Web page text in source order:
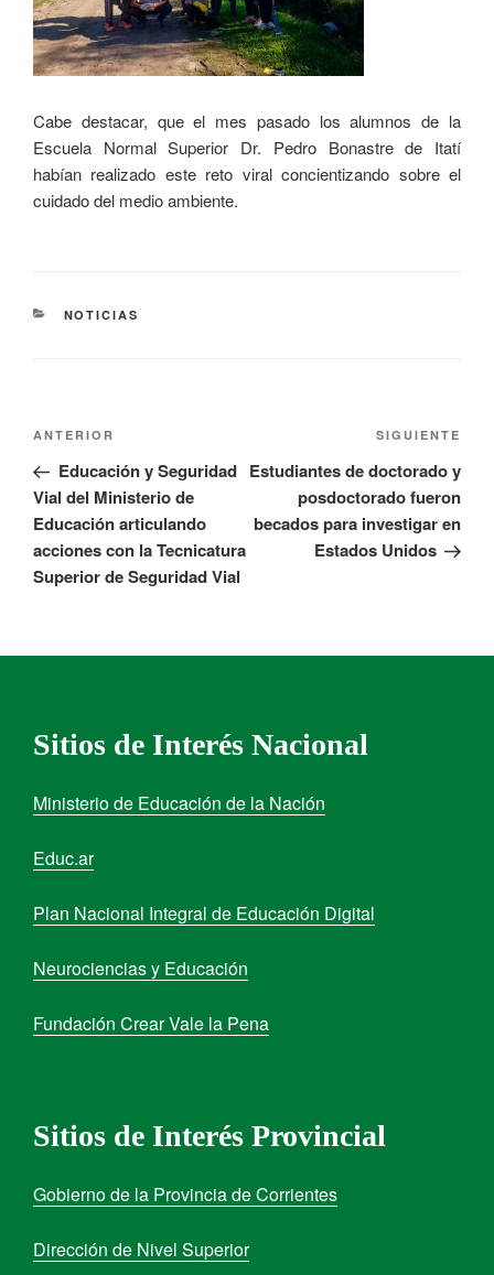
Cabe destacar, que el mes pasado los alumnos de la
Escuela Normal Superior Dr. Pedro Bonastre de Itatí
habían realizado este reto viral concientizando sobre el
cuidado del medio ambiente.
NOTICIAS
ANTERIOR
Educación y Seguridad
Vial del Ministerio de
Educación articulando
acciones con la Tecnicatura
Superior de Seguridad Vial
SIGUIENTE
Estudiantes de doctorado y
posdoctorado fueron
becados para investigar en
Estados Unidos
Sitios de Interés Nacional
Ministerio de Educación de la Nación
Educ.ar
Plan Nacional Integral de Educación Digital
Neurociencias y Educación
Fundación Crear Vale la Pena
Sitios de Interés Provincial
Gobierno de la Provincia de Corrientes
Dirección de Nivel Superior